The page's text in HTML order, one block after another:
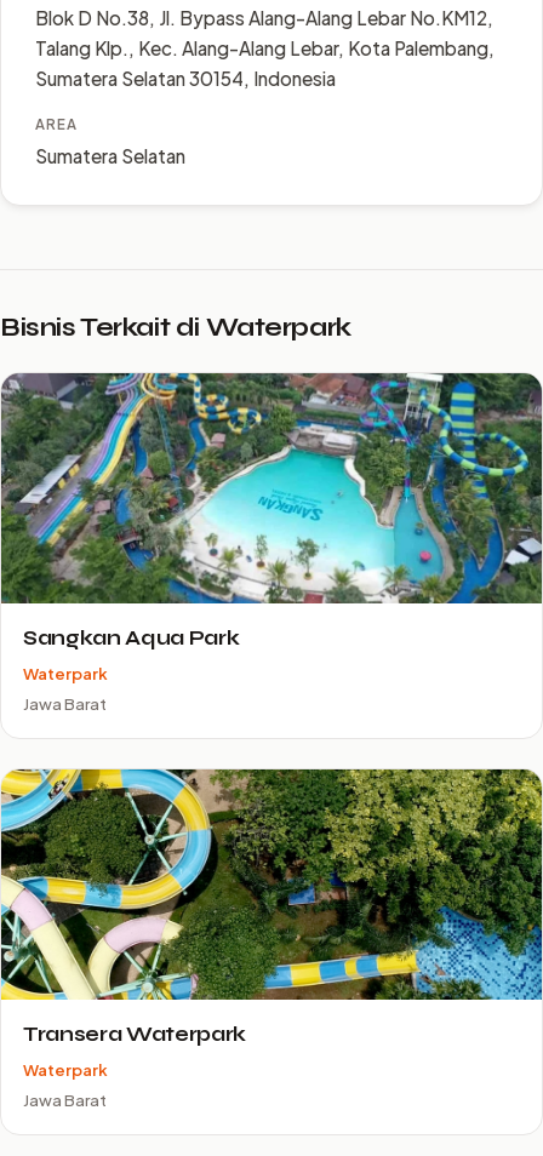
Blok D No.38, Jl. Bypass Alang-Alang Lebar No.KM12,
Talang Klp., Kec. Alang-Alang Lebar, Kota Palembang,
Sumatera Selatan 30154, Indonesia
AREA
Sumatera Selatan
Bisnis Terkait di Waterpark
Sangkan Aqua Park
Waterpark
Jawa Barat
Transera Waterpark
Waterpark
Jawa Barat